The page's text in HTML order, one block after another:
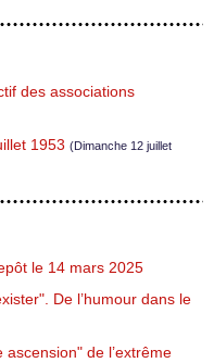
des associations
1953 (Dimanche 12 juillet
le 14 mars 2025
De l’humour dans le
de l’extrême